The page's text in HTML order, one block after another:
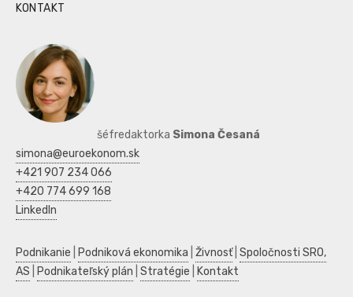
KONTAKT
šéfredaktorka Simona Česaná
simona@euroekonom.sk
+421 907 234 066
+420 774 699 168
LinkedIn
Podnikanie Podniková ekonomika Živnosť| Spoločnosti SRO,
AS
Podnikateľský plán Stratégie Kontakt